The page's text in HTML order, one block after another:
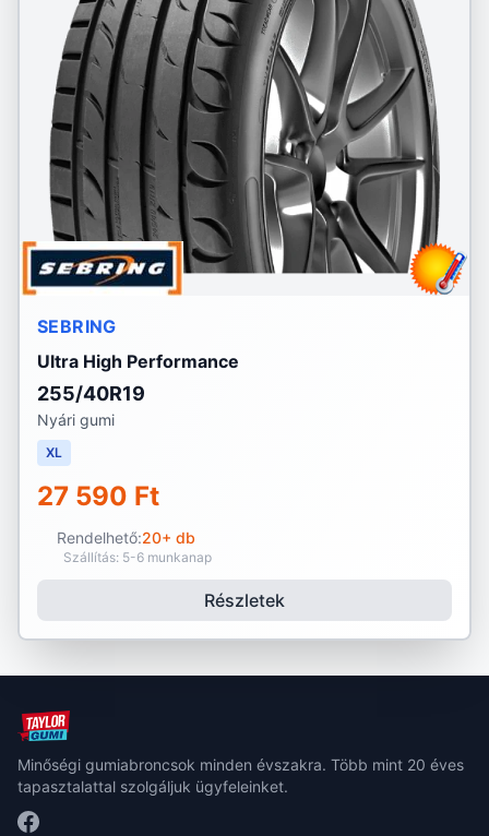
SEBRING
Ultra High Performance
255/40R19
Nyári gumi
XL
27 590 Ft
Rendelhető:20+ db
Szállítás: 5-6 munkanap
Részletek
Minőségi gumiabroncsok minden évszakra. Több mint 20 éves
tapasztalattal szolgáljuk ügyfeleinket.